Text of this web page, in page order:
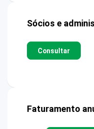
Sócios e
Consultar
Faturamento